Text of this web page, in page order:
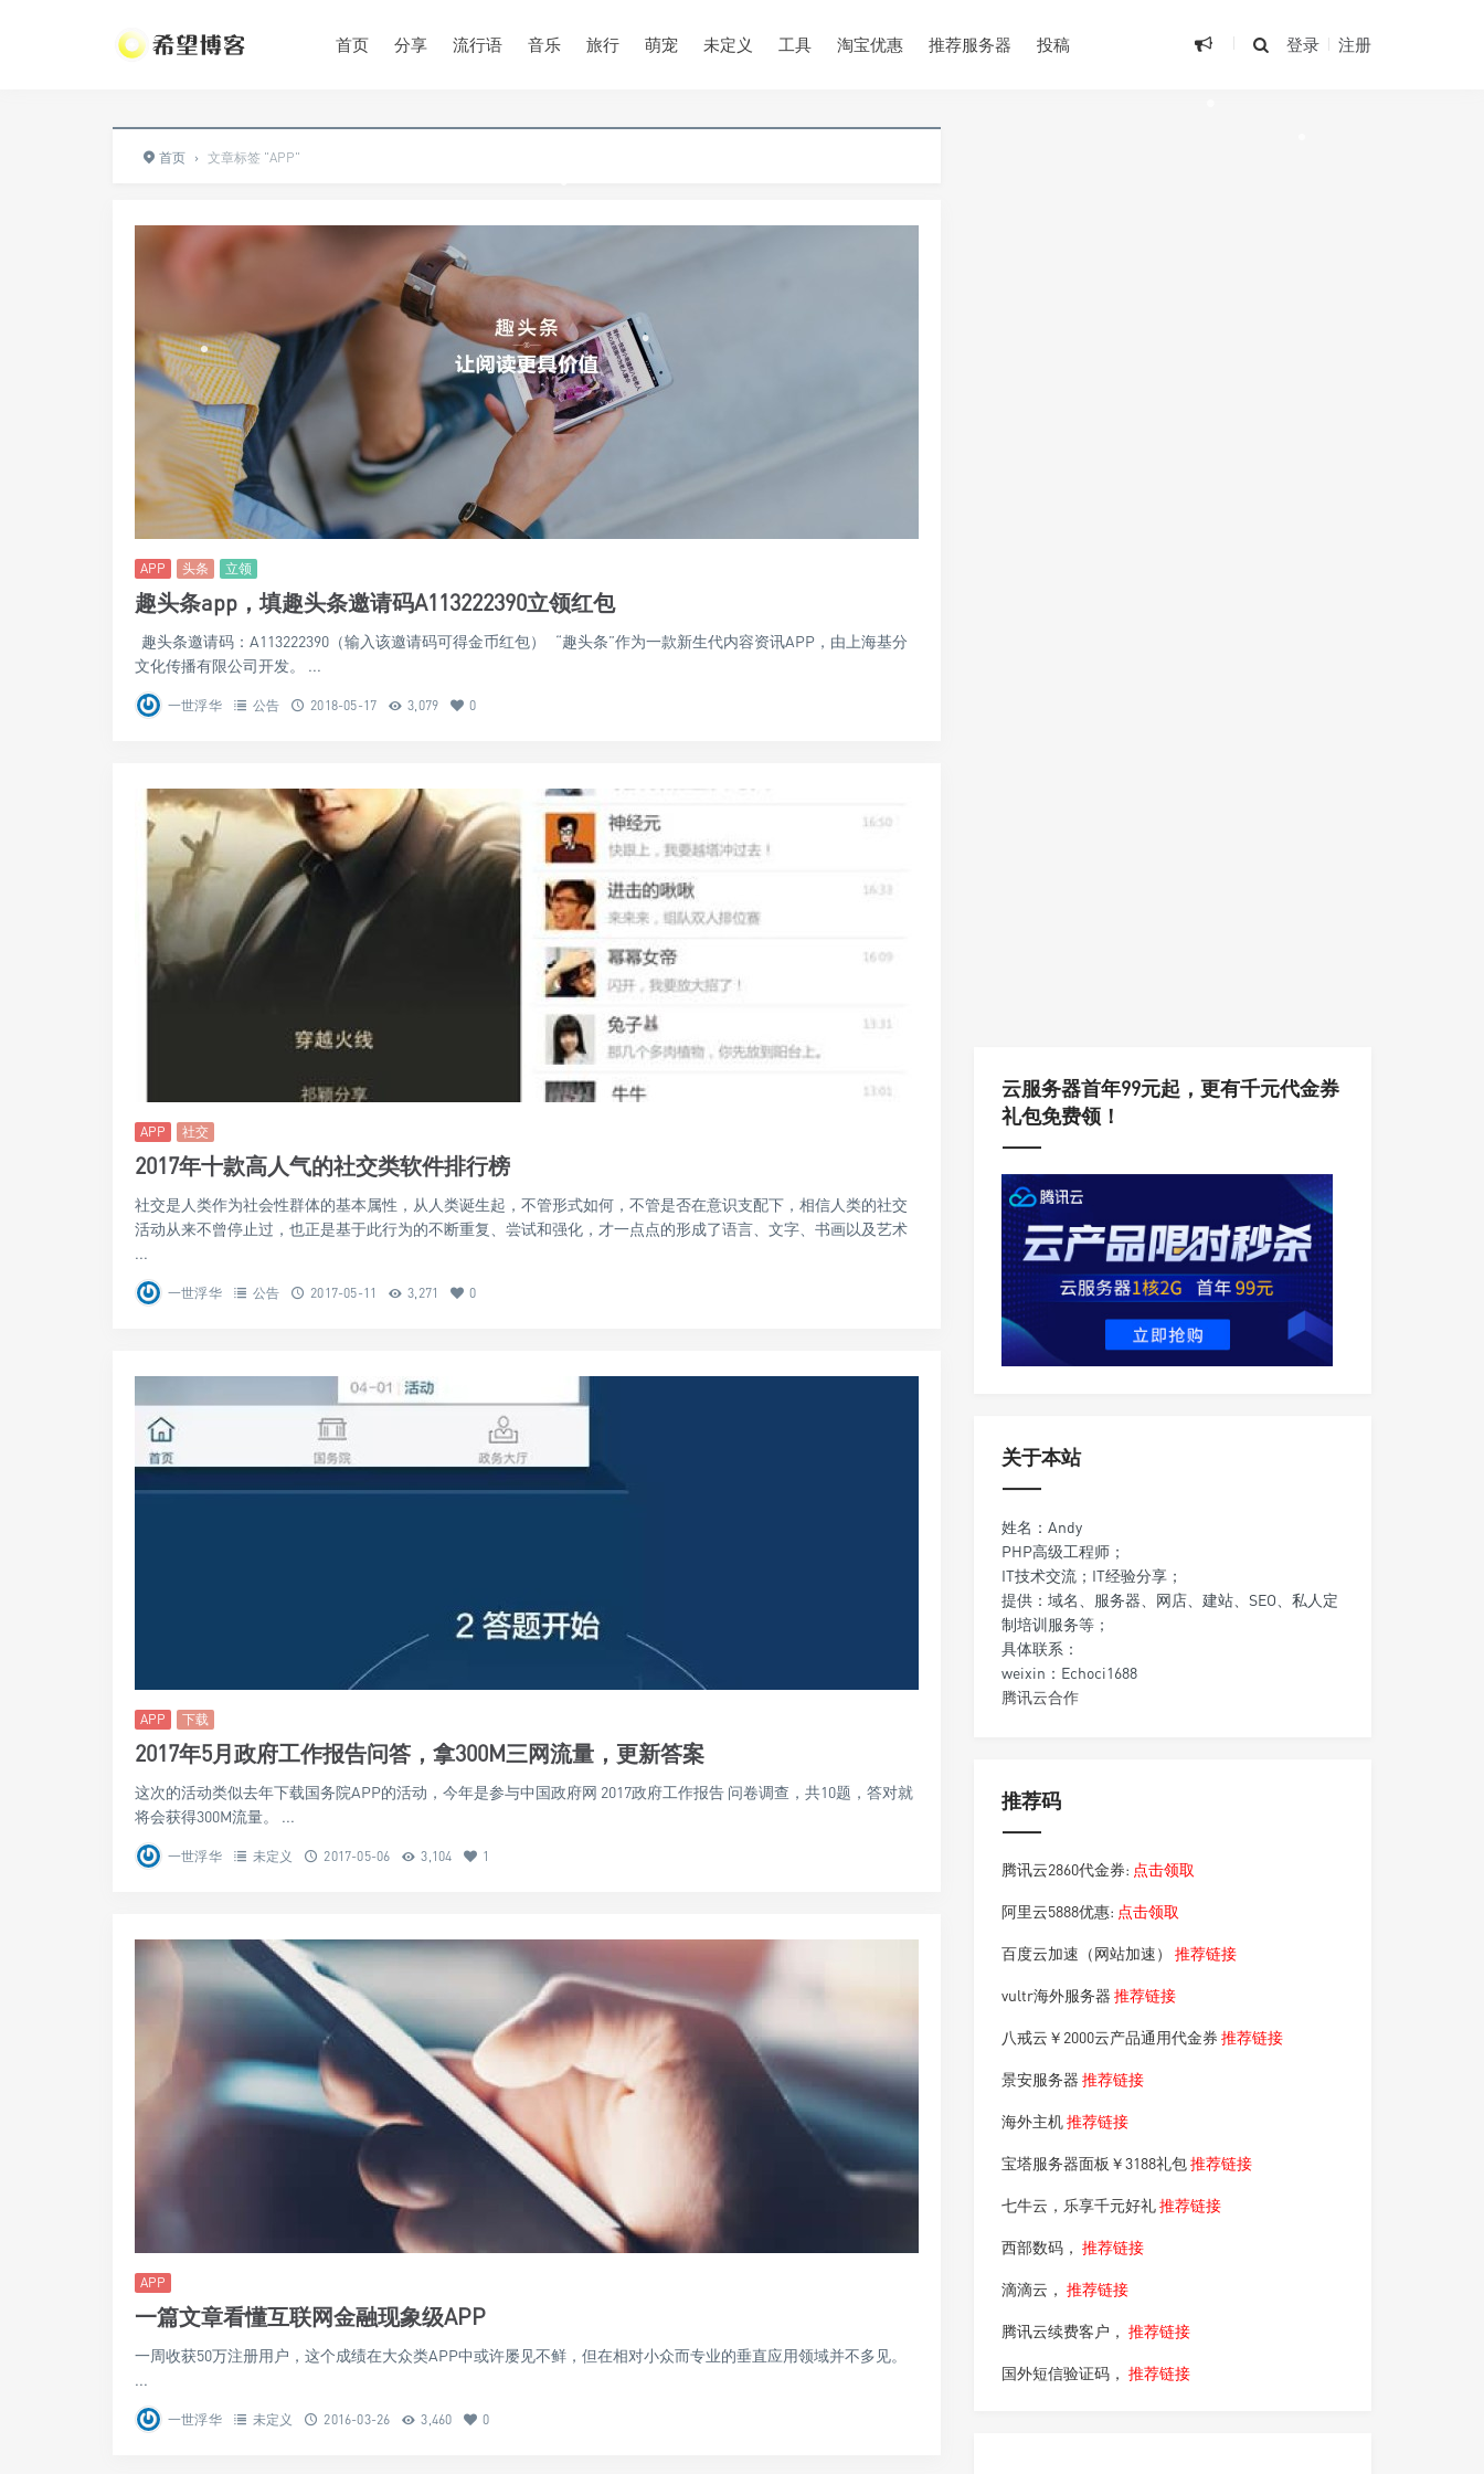
首页 分享 流行语 音乐 旅行 萌宠 未定义 工具 淘宝优惠 推荐服务器 投稿 登录 注册
首页 › 文章标签 "APP"
APP 头条 立领
趣头条app，填趣头条邀请码A113222390立领红包
趣头条邀请码：A113222390（输入该邀请码可得金币红包） “趣头条”作为一款新生代内容资讯APP，由上海基分
文化传播有限公司开发。 ...
一世浮华 公告 2018-05-17 3,079 0
APP 社交
2017年十款高人气的社交类软件排行榜
社交是人类作为社会性群体的基本属性，从人类诞生起，不管形式如何，不管是否在意识支配下，相信人类的社交
活动从来不曾停止过，也正是基于此行为的不断重复、尝试和强化，才一点点的形成了语言、文字、书画以及艺术
...
一世浮华 公告 2017-05-11 3,271 0
APP 下载
2017年5月政府工作报告问答，拿300M三网流量，更新答案
这次的活动类似去年下载国务院APP的活动，今年是参与中国政府网 2017政府工作报告 问卷调查，共10题，答对就
将会获得300M流量。 ...
一世浮华 未定义 2017-05-06 3,104 1
APP
一篇文章看懂互联网金融现象级APP
一周收获50万注册用户，这个成绩在大众类APP中或许屡见不鲜，但在相对小众而专业的垂直应用领域并不多见。
...
一世浮华 未定义 2016-03-26 3,460 0
云服务器首年99元起，更有千元代金券
礼包免费领！
关于本站
姓名：Andy
PHP高级工程师；
IT技术交流；IT经验分享；
提供：域名、服务器、网店、建站、SEO、私人定
制培训服务等；
具体联系：
weixin：Echoci1688
腾讯云合作
推荐码
腾讯云2860代金券: 点击领取
阿里云5888优惠: 点击领取
百度云加速（网站加速）推荐链接
vultr海外服务器推荐链接
八戒云￥2000云产品通用代金券推荐链接
景安服务器推荐链接
海外主机推荐链接
宝塔服务器面板￥3188礼包推荐链接
七牛云，乐享千元好礼推荐链接
西部数码，推荐链接
滴滴云，推荐链接
腾讯云续费客户，推荐链接
国外短信验证码，推荐链接
•